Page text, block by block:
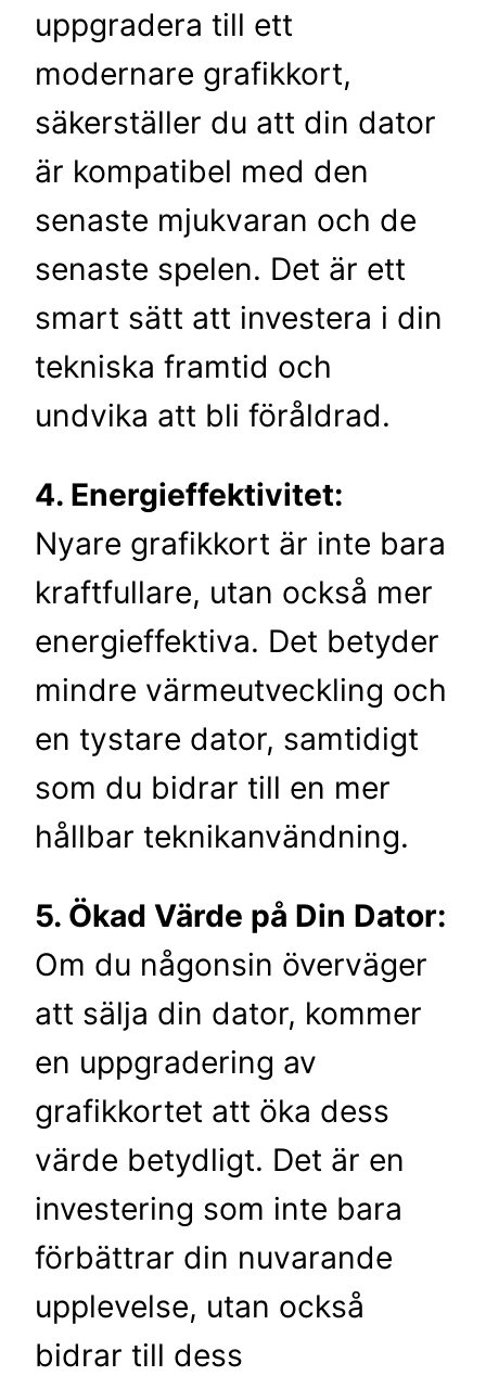
uppgradera till ett
modernare grafikkort,
säkerställer du att din dator
är kompatibel med den
senaste mjukvaran och de
senaste spelen. Det är ett
smart sätt att investera i din
tekniska framtid och
undvika att bli föråldrad.
4. Energieffektivitet:
Nyare grafikkort är inte bara
kraftfullare, utan också mer
energieffektiva. Det betyder
mindre värmeutveckling och
en tystare dator, samtidigt
som du bidrar till en mer
hållbar teknikanvändning.
5. Ökad Värde på Din Dator:
Om du någonsin överväger
att sälja din dator, kommer
en uppgradering av
grafikkortet att öka dess
värde betydligt. Det är en
investering som inte bara
förbättrar din nuvarande
upplevelse, utan också
bidrar till dess